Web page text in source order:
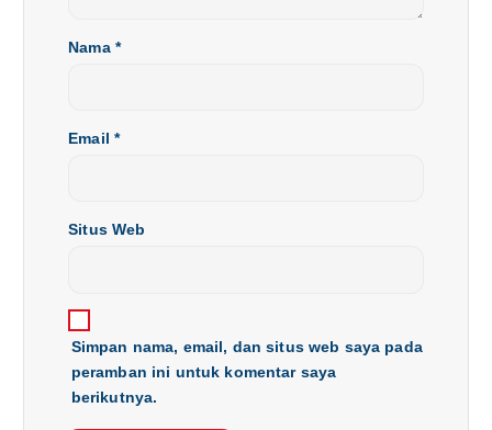
Nama *
Email *
Situs Web
Simpan nama, email, dan situs web saya pada
peramban ini untuk komentar saya
berikutnya.